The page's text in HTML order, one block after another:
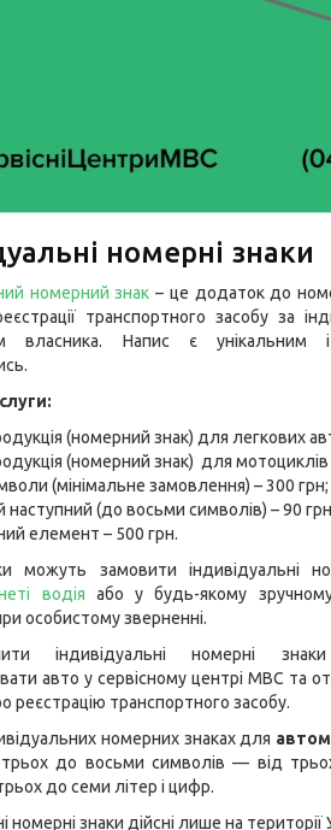
номерні знаки
номерний знак – це додаток до
транспортного засобу за
власника. Напис є
(номерний знак) для легкових
(номерний знак) для мотоциклів
(мінімальне замовлення) – 300 грн;
наступний (до восьми символів) – 90
елемент – 500 грн.
можуть замовити індивідуальні
водія або у будь-якому
особистому зверненні.
індивідуальні номерні
авто у сервісному центрі МВС та
реєстрацію транспортного засобу.
номерних знаках для
трьох до восьми символів — від
до семи літер і цифр.
номерні знаки дійсні лише на території